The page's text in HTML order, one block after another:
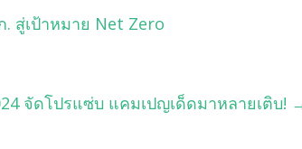
. สู่เป้าหมาย Net Zero
จัดโปรแซ่บ แคมเปญเด็ดมาหลายเติบ!